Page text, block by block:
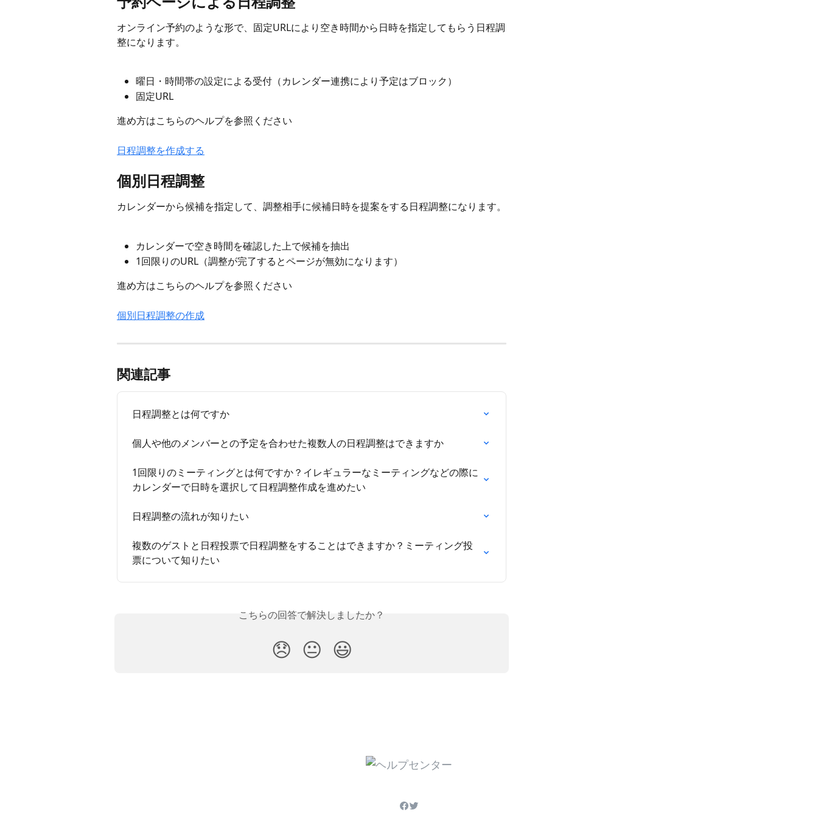
オンライン予約のような形で、固定URLにより空き時間から日時を指定してもらう日程調
整になります。
曜日・時間帯の設定による受付（カレンダー連携により予定はブロック）
固定URL
進め方はこちらのヘルプを参照ください
日程調整を作成する
個別日程調整
カレンダーから候補を指定して、調整相手に候補日時を提案をする日程調整になります。
カレンダーで空き時間を確認した上で候補を抽出
1回限りのURL（調整が完了するとページが無効になります）
進め方はこちらのヘルプを参照ください
個別日程調整の作成
関連記事
日程調整とは何ですか
個人や他のメンバーとの予定を合わせた複数人の日程調整はできますか
1回限りのミーティングとは何ですか？イレギュラーなミーティングなどの際に
カレンダーで日時を選択して日程調整作成を進めたい
日程調整の流れが知りたい
複数のゲストと日程投票で日程調整をすることはできますか？ミーティング投
票について知りたい
こちらの回答で解決しましたか？
😞 😐 😃